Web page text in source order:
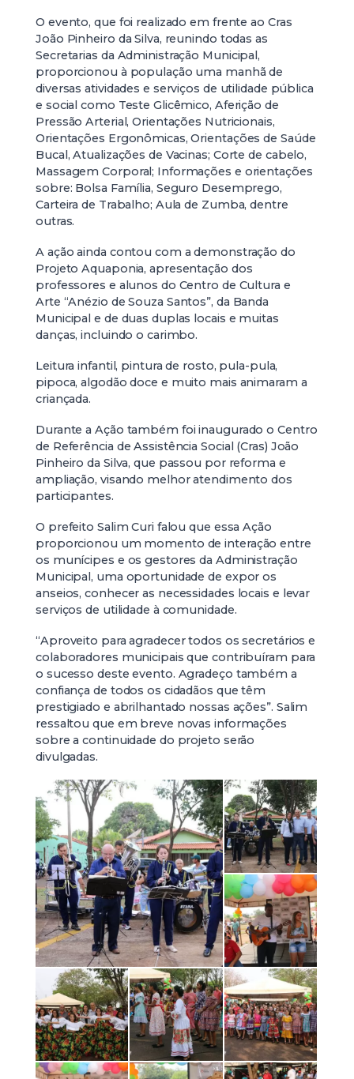
O evento, que foi realizado em frente ao Cras
João Pinheiro da Silva, reunindo todas as
Secretarias da Administração Municipal,
proporcionou à população uma manhã de
diversas atividades e serviços de utilidade pública
e social como Teste Glicêmico, Aferição de
Pressão Arterial, Orientações Nutricionais,
Orientações Ergonômicas, Orientações de Saúde
Bucal, Atualizações de Vacinas; Corte de cabelo,
Massagem Corporal; Informações e orientações
sobre: Bolsa Família, Seguro Desemprego,
Carteira de Trabalho; Aula de Zumba, dentre
outras.
A ação ainda contou com a demonstração do
Projeto Aquaponia, apresentação dos
professores e alunos do Centro de Cultura e
Arte “Anézio de Souza Santos”, da Banda
Municipal e de duas duplas locais e muitas
danças, incluindo o carimbo.
Leitura infantil, pintura de rosto, pula-pula,
pipoca, algodão doce e muito mais animaram a
criançada.
Durante a Ação também foi inaugurado o Centro
de Referência de Assistência Social (Cras) João
Pinheiro da Silva, que passou por reforma e
ampliação, visando melhor atendimento dos
participantes.
O prefeito Salim Curi falou que essa Ação
proporcionou um momento de interação entre
os munícipes e os gestores da Administração
Municipal, uma oportunidade de expor os
anseios, conhecer as necessidades locais e levar
serviços de utilidade à comunidade.
“Aproveito para agradecer todos os secretários e
colaboradores municipais que contribuíram para
o sucesso deste evento. Agradeço também a
confiança de todos os cidadãos que têm
prestigiado e abrilhantado nossas ações”. Salim
ressaltou que em breve novas informações
sobre a continuidade do projeto serão
divulgadas.